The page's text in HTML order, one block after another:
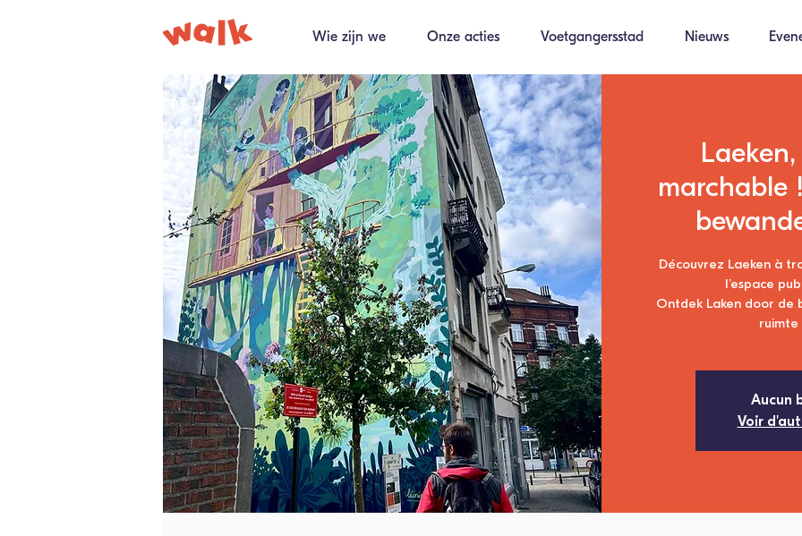
Wie zijn we Onze acties Voetgangersstad Nieuws
marchable
Découvrez Laeken à
l’espace
Ontdek Laken door de
ruimte
Aucun
Voir